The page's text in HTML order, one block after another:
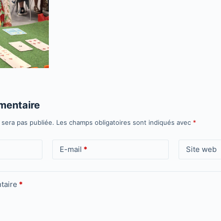
pas publiée. Les champs obligatoires sont indiqués avec *
E-mail * Site web
*